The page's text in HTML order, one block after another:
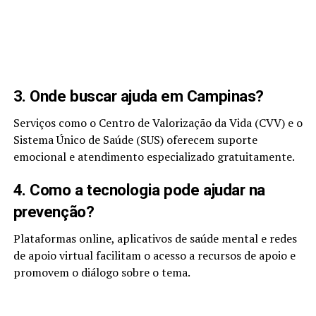
3. Onde buscar ajuda em Campinas?
Serviços como o Centro de Valorização da Vida (CVV) e o
Sistema Único de Saúde (SUS) oferecem suporte
emocional e atendimento especializado gratuitamente.
4. Como a tecnologia pode ajudar na
prevenção?
Plataformas online, aplicativos de saúde mental e redes
de apoio virtual facilitam o acesso a recursos de apoio e
promovem o diálogo sobre o tema.